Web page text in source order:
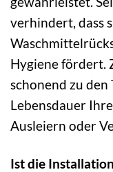
verhindert, dass
Hygiene fördert.
schonend zu den
Lebensdauer
Ausleiern oder
Ist die